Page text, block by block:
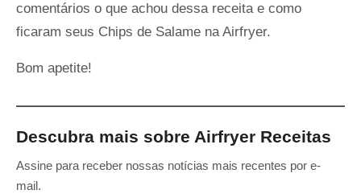
comentários o que achou dessa receita e como
ficaram seus Chips de Salame na Airfryer.
Bom apetite!
Descubra mais sobre Airfryer Receitas
Assine para receber nossas notícias mais recentes por e-
mail.